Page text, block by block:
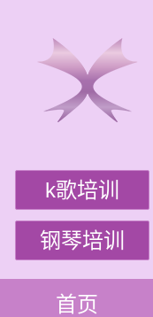
k歌培训
钢琴培训
首页